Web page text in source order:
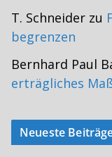
T. Schneider zu
begrenzen
Bernhard Paul
erträgliches
Neueste